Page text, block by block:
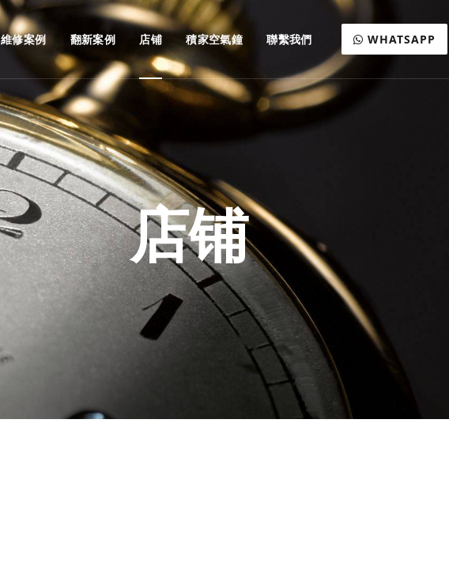
維修案例 翻新案例 店铺 積家空氣鐘 聯繫我們 WHATSAPP
店铺